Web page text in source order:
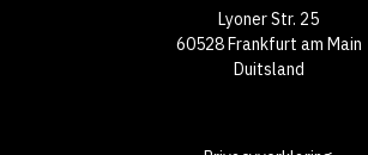
Lyoner Str. 25
60528 Frankfurt am Main
Duitsland